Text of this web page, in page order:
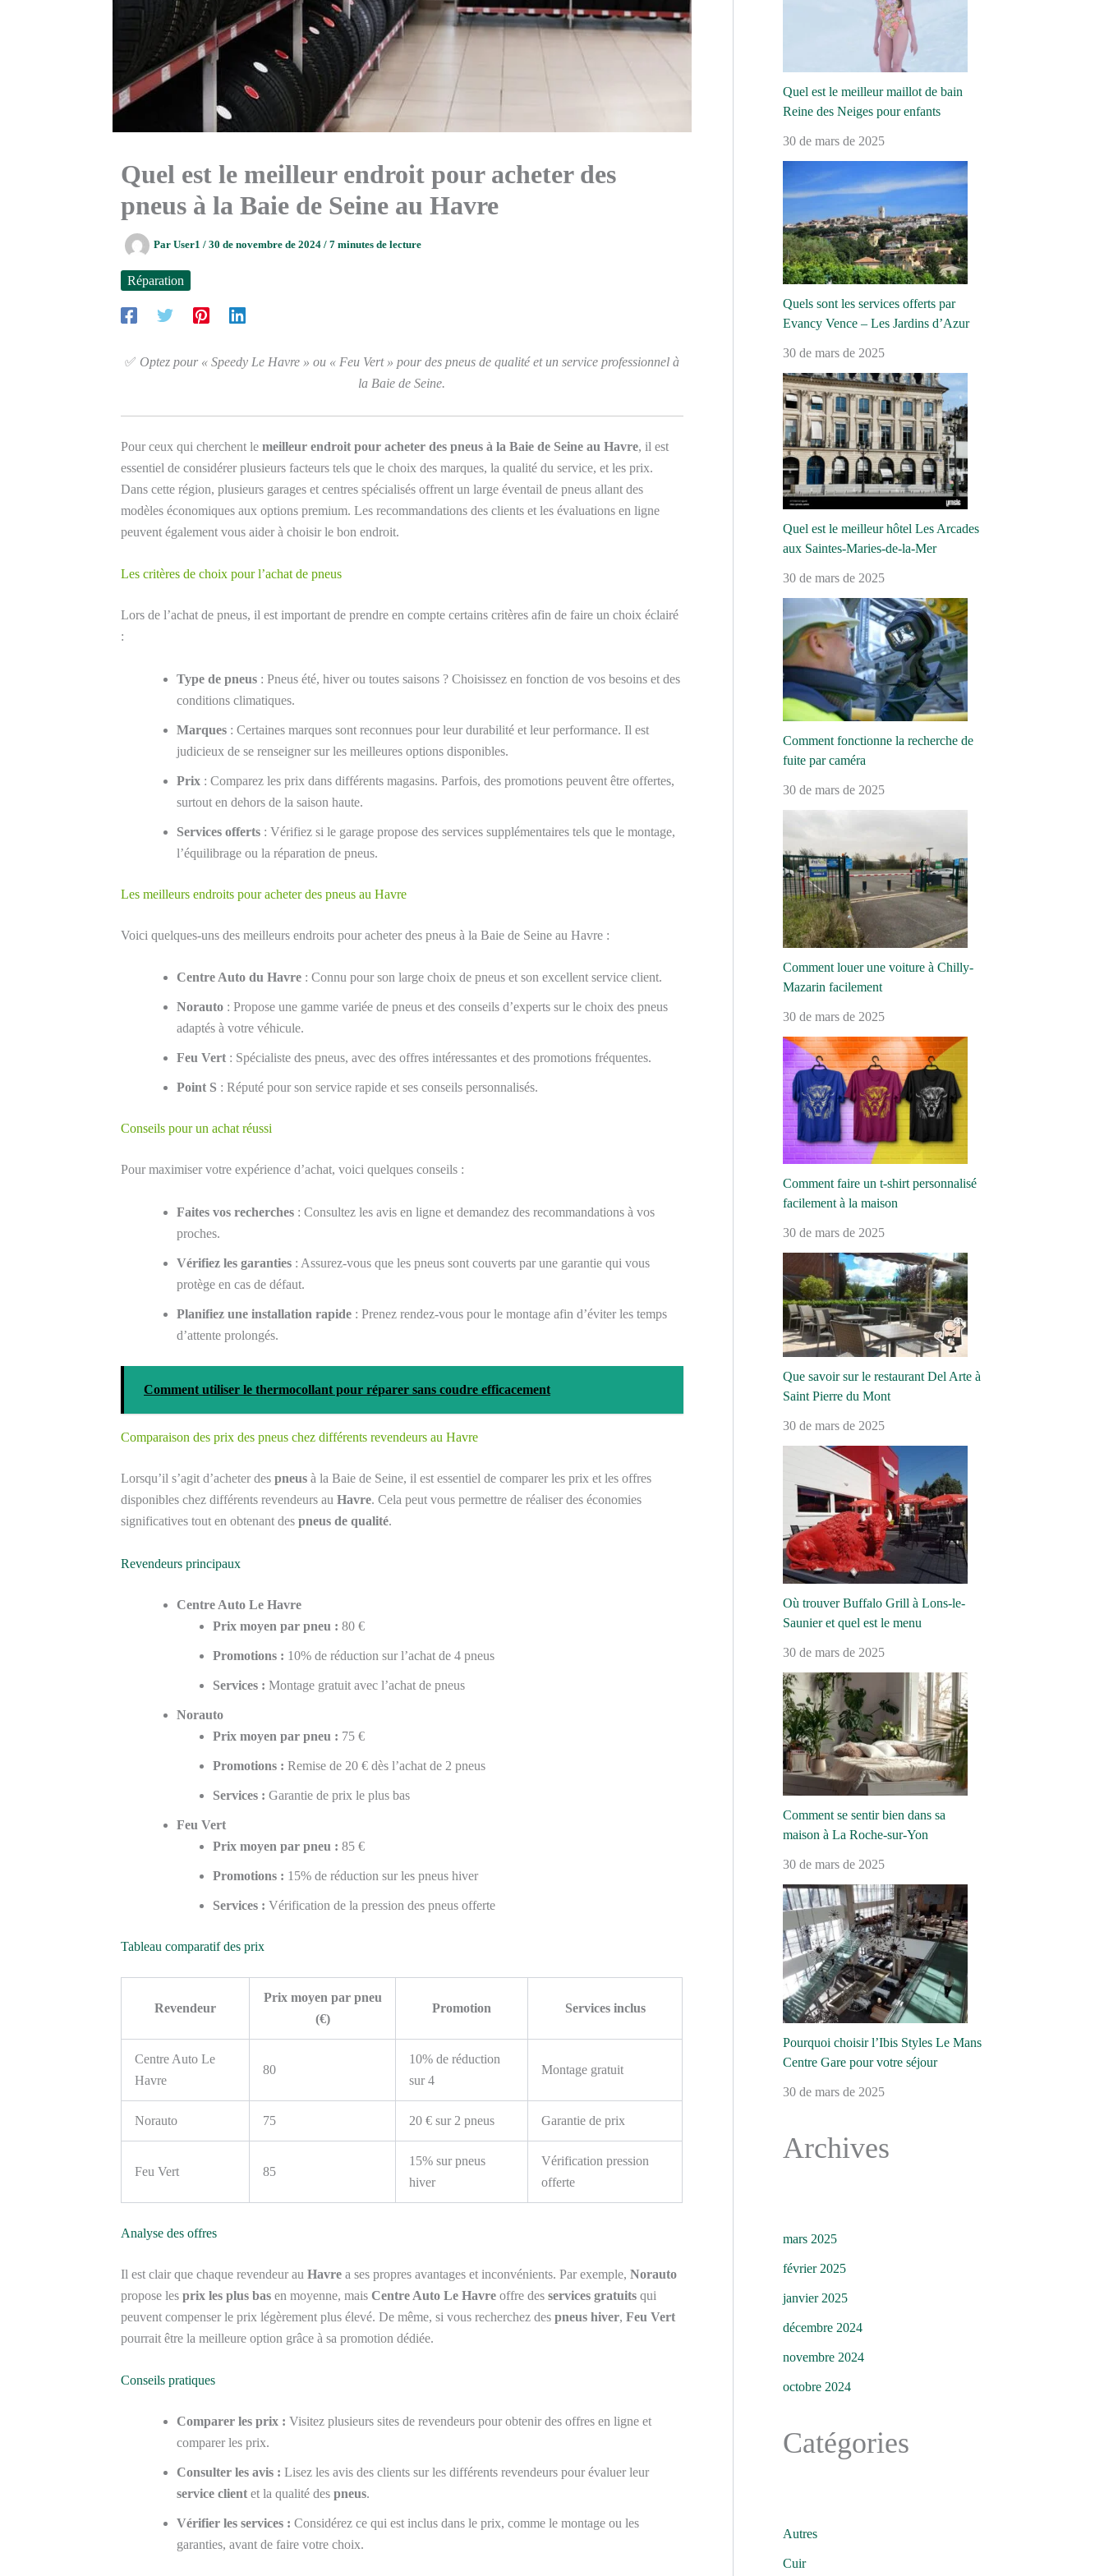
Quel est le meilleur endroit pour acheter des
pneus à la Baie de Seine au Havre
Par User1 / 30 de novembre de 2024 / 7 minutes de lecture
Réparation
✅ Optez pour « Speedy Le Havre » ou « Feu Vert » pour des pneus de qualité et un service professionnel à
la Baie de Seine.
Pour ceux qui cherchent le meilleur endroit pour acheter des pneus à la Baie de Seine au Havre, il est
essentiel de considérer plusieurs facteurs tels que le choix des marques, la qualité du service, et les prix.
Dans cette région, plusieurs garages et centres spécialisés offrent un large éventail de pneus allant des
modèles économiques aux options premium. Les recommandations des clients et les évaluations en ligne
peuvent également vous aider à choisir le bon endroit.
Les critères de choix pour l’achat de pneus
Lors de l’achat de pneus, il est important de prendre en compte certains critères afin de faire un choix éclairé
:
Type de pneus : Pneus été, hiver ou toutes saisons ? Choisissez en fonction de vos besoins et des
conditions climatiques.
Marques : Certaines marques sont reconnues pour leur durabilité et leur performance. Il est
judicieux de se renseigner sur les meilleures options disponibles.
Prix : Comparez les prix dans différents magasins. Parfois, des promotions peuvent être offertes,
surtout en dehors de la saison haute.
Services offerts : Vérifiez si le garage propose des services supplémentaires tels que le montage,
l’équilibrage ou la réparation de pneus.
Les meilleurs endroits pour acheter des pneus au Havre
Voici quelques-uns des meilleurs endroits pour acheter des pneus à la Baie de Seine au Havre :
Centre Auto du Havre : Connu pour son large choix de pneus et son excellent service client.
Norauto : Propose une gamme variée de pneus et des conseils d’experts sur le choix des pneus
adaptés à votre véhicule.
Feu Vert : Spécialiste des pneus, avec des offres intéressantes et des promotions fréquentes.
Point S : Réputé pour son service rapide et ses conseils personnalisés.
Conseils pour un achat réussi
Pour maximiser votre expérience d’achat, voici quelques conseils :
Faites vos recherches : Consultez les avis en ligne et demandez des recommandations à vos
proches.
Vérifiez les garanties : Assurez-vous que les pneus sont couverts par une garantie qui vous
protège en cas de défaut.
Planifiez une installation rapide : Prenez rendez-vous pour le montage afin d’éviter les temps
d’attente prolongés.
Comment utiliser le thermocollant pour réparer sans coudre efficacement
Comparaison des prix des pneus chez différents revendeurs au Havre
Lorsqu’il s’agit d’acheter des pneus à la Baie de Seine, il est essentiel de comparer les prix et les offres
disponibles chez différents revendeurs au Havre. Cela peut vous permettre de réaliser des économies
significatives tout en obtenant des pneus de qualité.
Revendeurs principaux
Centre Auto Le Havre
Prix moyen par pneu : 80 €
Promotions : 10% de réduction sur l’achat de 4 pneus
Services : Montage gratuit avec l’achat de pneus
Norauto
Prix moyen par pneu : 75 €
Promotions : Remise de 20 € dès l’achat de 2 pneus
Services : Garantie de prix le plus bas
Feu Vert
Prix moyen par pneu : 85 €
Promotions : 15% de réduction sur les pneus hiver
Services : Vérification de la pression des pneus offerte
Tableau comparatif des prix
Revendeur
Prix moyen par pneu
(€)
Promotion Services inclus
Centre Auto Le
Havre
80
10% de réduction
sur 4
Montage gratuit
Norauto 75 20 € sur 2 pneus Garantie de prix
Feu Vert 85
15% sur pneus
hiver
Vérification pression
offerte
Analyse des offres
Il est clair que chaque revendeur au Havre a ses propres avantages et inconvénients. Par exemple, Norauto
propose les prix les plus bas en moyenne, mais Centre Auto Le Havre offre des services gratuits qui
peuvent compenser le prix légèrement plus élevé. De même, si vous recherchez des pneus hiver, Feu Vert
pourrait être la meilleure option grâce à sa promotion dédiée.
Conseils pratiques
Comparer les prix : Visitez plusieurs sites de revendeurs pour obtenir des offres en ligne et
comparer les prix.
Consulter les avis : Lisez les avis des clients sur les différents revendeurs pour évaluer leur
service client et la qualité des pneus.
Vérifier les services : Considérez ce qui est inclus dans le prix, comme le montage ou les
garanties, avant de faire votre choix.
Quel est le meilleur maillot de bain
Reine des Neiges pour enfants
30 de mars de 2025
Quels sont les services offerts par
Evancy Vence – Les Jardins d’Azur
30 de mars de 2025
Quel est le meilleur hôtel Les Arcades
aux Saintes-Maries-de-la-Mer
30 de mars de 2025
Comment fonctionne la recherche de
fuite par caméra
30 de mars de 2025
Comment louer une voiture à Chilly-
Mazarin facilement
30 de mars de 2025
Comment faire un t-shirt personnalisé
facilement à la maison
30 de mars de 2025
Que savoir sur le restaurant Del Arte à
Saint Pierre du Mont
30 de mars de 2025
Où trouver Buffalo Grill à Lons-le-
Saunier et quel est le menu
30 de mars de 2025
Comment se sentir bien dans sa
maison à La Roche-sur-Yon
30 de mars de 2025
Pourquoi choisir l’Ibis Styles Le Mans
Centre Gare pour votre séjour
30 de mars de 2025
Archives
mars 2025
février 2025
janvier 2025
décembre 2024
novembre 2024
octobre 2024
Catégories
Autres
Cuir